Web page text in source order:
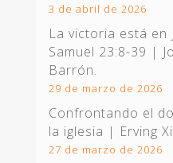
3 de abril de 2026
La victoria está en
Samuel 23:8-39 |
Barrón.
29 de marzo de 2026
Confrontando el
la iglesia | Erving
27 de marzo de 2026